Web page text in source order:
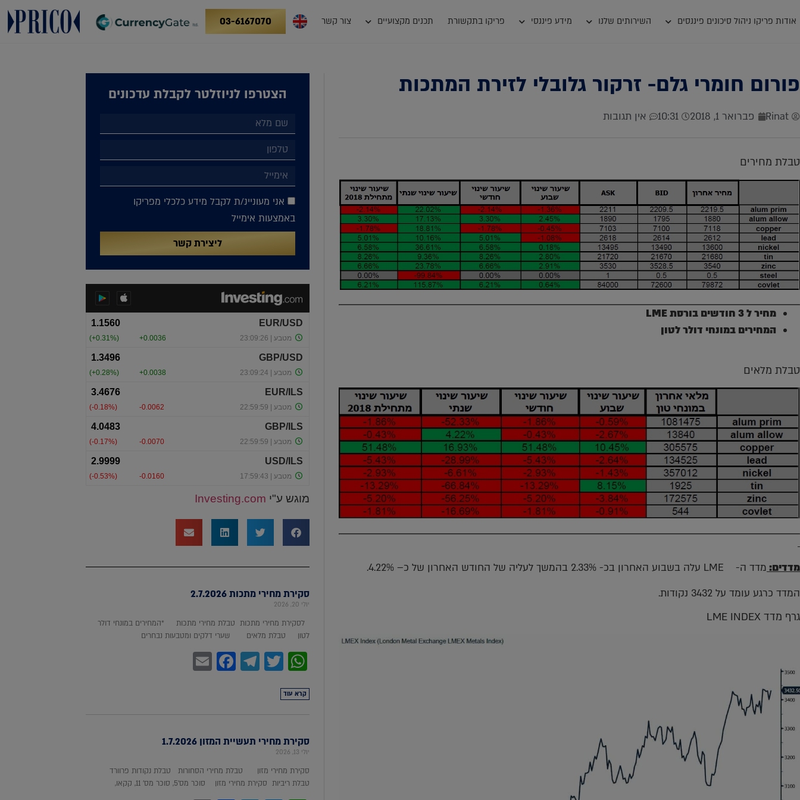
אודות פריקו ניהול סיכונים פיננסים השירותים שלנו מידע פיננסי פריקו בתקשורת תכנים מקצועיים צור קשר 03-6167070
פורום חומרי גלם- זרקור גלובלי לזירת המתכות
Rinat פברואר 1, 2018 10:31 אין תגובות
טבלת מחירים
מחיר ל 3 חודשים בורסת
LME
המחירים במונחי דולר לטון
טבלת מלאים
מדדים: מדד ה- LME עלה בשבוע האחרון בכ- 2.33% בהמשך לעליה של החודש האחרון של כ– 4.22%.
המדד כרגע עומד על 3432 נקודות.
גרף מדד LME INDEX
הצטרפו לניוזלטר לקבלת עדכונים
אני מעוניינ/ת לקבל מידע כלכלי מפריקו
באמצעות אימייל
ליצירת קשר
מוגש ע"י Investing.com
סקירת מחירי מתכות 2.7.2026
יולי 20, 2026
לסקירת מחירי מתכות טבלת מחירי מתכות *המחירים במונחי דולר
לטון טבלת מלאים שערי דלקים ומטבעות נבחרים
WhatsApp
Twitter
Telegram
Facebook
Email
קרא עוד
סקירת מחירי תעשיית המזון 1.7.2026
יולי 13, 2026
סקירת מחירי מזון טבלת מחירי הסחורות טבלת נקודות פרוורד
טבלת ריביות סקירת מחירי מזון סוכר מס'5, סוכר מס' 11, קקאו,